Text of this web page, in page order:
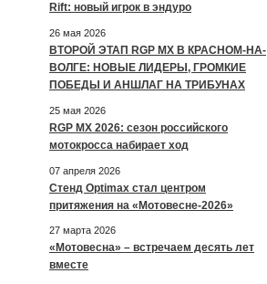
Rift: новый игрок в эндуро
26 мая 2026
ВТОРОЙ ЭТАП RGP MX В КРАСНОМ-НА-
ВОЛГЕ: НОВЫЕ ЛИДЕРЫ, ГРОМКИЕ
ПОБЕДЫ И АНШЛАГ НА ТРИБУНАХ
25 мая 2026
RGP MX 2026: сезон российского
мотокросса набирает ход
07 апреля 2026
Стенд Optimax стал центром
притяжения на «Мотовесне-2026»
27 марта 2026
«Мотовесна» – встречаем десять лет
вместе